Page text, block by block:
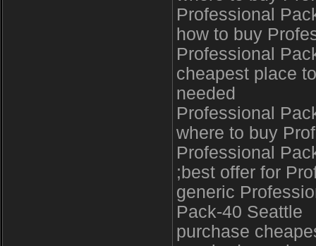
Professional
how to buy
Professional
cheapest place
needed
Professional
where to buy
Professional
;best offer for
generic
Pack-40 Seattle
purchase